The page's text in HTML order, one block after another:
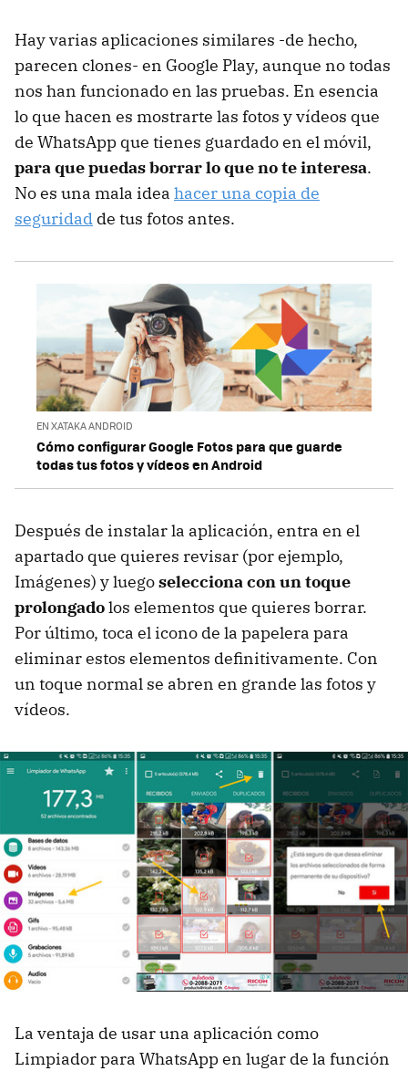
Hay varias aplicaciones similares -de hecho,
parecen clones- en Google Play, aunque no todas
nos han funcionado en las pruebas. En esencia
lo que hacen es mostrarte las fotos y vídeos que
de WhatsApp que tienes guardado en el móvil,
para que puedas borrar lo que no te interesa.
No es una mala idea hacer una copia de
seguridad de tus fotos antes.
EN XATAKA ANDROID
Cómo configurar Google Fotos para que guarde
todas tus fotos y vídeos en Android
Después de instalar la aplicación, entra en el
apartado que quieres revisar (por ejemplo,
Imágenes) y luegoselecciona con un toque
prolongadolos elementos que quieres borrar.
Por último, toca el icono de la papelera para
eliminar estos elementos definitivamente. Con
un toque normal se abren en grande las fotos y
vídeos.
La ventaja de usar una aplicación como
Limpiador para WhatsApp en lugar de la función